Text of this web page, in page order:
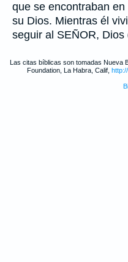
que se encontraban
su Dios. Mientras él
seguir al SEÑOR, Dios
Las citas bíblicas son tomadas Nueva
Foundation, La Habra, Calif,